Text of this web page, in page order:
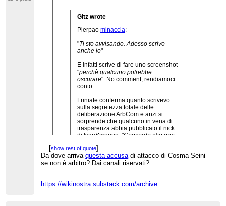
Gitz wrote
Pierpao minaccia:
"Ti sto avvisando. Adesso scrivo
anche io"
E infatti scrive di fare uno screenshot
"perchè qualcuno potrebbe
oscurare". No comment, rendiamoci
conto.
Friniate conferma quanto scrivevo
sulla segretezza totale delle
deliberazione ArbCom e anzi si
sorprende che qualcuno in vena di
trasparenza abbia pubblicato il nick
di IvanScrooge. "Concordo che non
di Kafka.
Peraltro anch'io consiglio a
problematici di it.wiki, di essere
...[show rest of quote]
Sono d'accordo. Scusate ma a dare dei mafiosi a
persone che nemmeno conosciamo non ci sto
...[ show rest of quote]
[show rest of quote]
Da dove arrivaquesta accusa di attacco di Cosma Seini
se non è arbitro? Dai canali riservati?
https://wikinostra.substack.com/archive